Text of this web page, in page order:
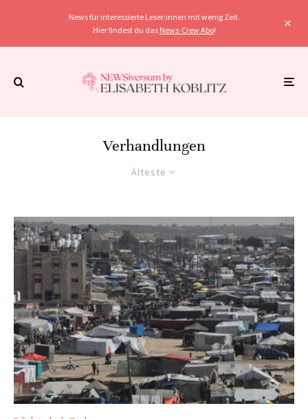
News für interessierte Leser:innen mit wenig Zeit.
Hier findest du das News-Crew Abo!
Verhandlungen
Älteste